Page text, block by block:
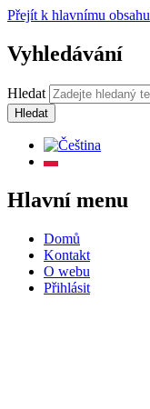
Přejít k hlavnímu obsahu
Vyhledávání
Hledat
Hlavní menu
Domů
Kontakt
O webu
Přihlásit